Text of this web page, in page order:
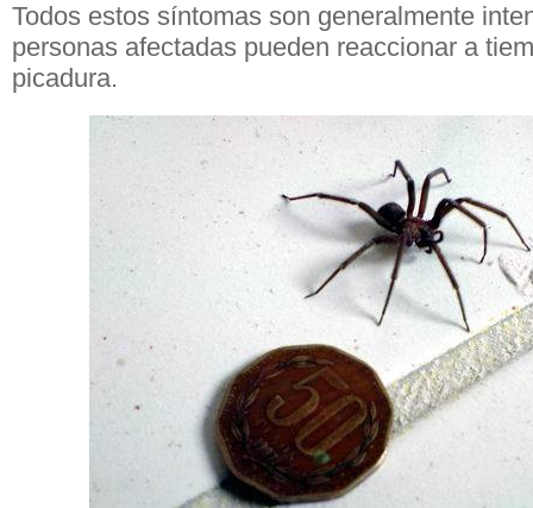
Todos estos síntomas son generalmente
personas afectadas pueden reaccionar a
picadura.